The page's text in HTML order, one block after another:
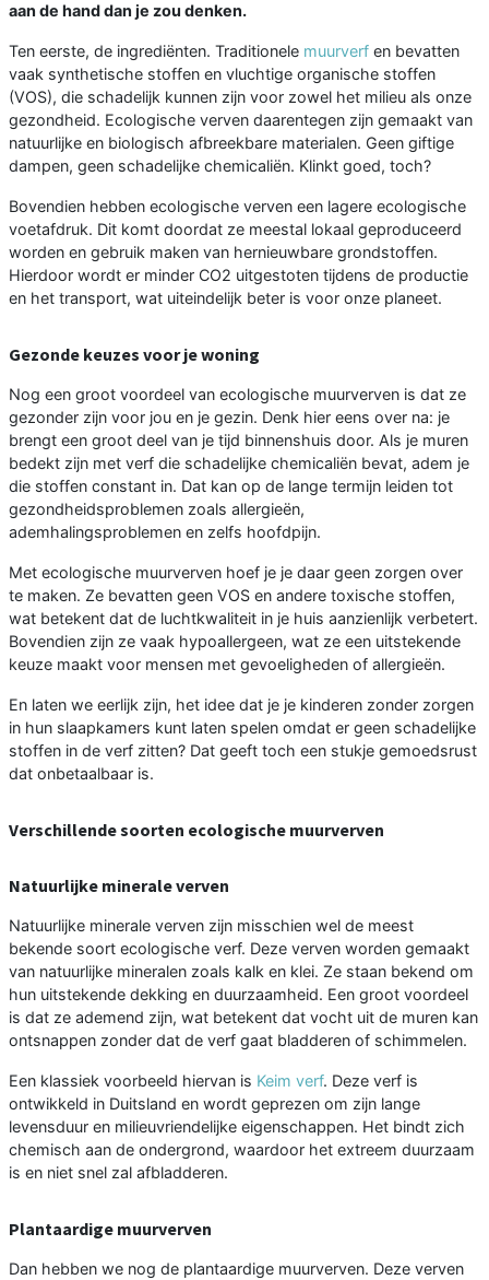
aan de hand dan je zou denken.
Ten eerste, de ingrediënten. Traditionele muurverf en bevatten
vaak synthetische stoffen en vluchtige organische stoffen
(VOS), die schadelijk kunnen zijn voor zowel het milieu als onze
gezondheid. Ecologische verven daarentegen zijn gemaakt van
natuurlijke en biologisch afbreekbare materialen. Geen giftige
dampen, geen schadelijke chemicaliën. Klinkt goed, toch?
Bovendien hebben ecologische verven een lagere ecologische
voetafdruk. Dit komt doordat ze meestal lokaal geproduceerd
worden en gebruik maken van hernieuwbare grondstoffen.
Hierdoor wordt er minder CO2 uitgestoten tijdens de productie
en het transport, wat uiteindelijk beter is voor onze planeet.
Gezonde keuzes voor je woning
Nog een groot voordeel van ecologische muurverven is dat ze
gezonder zijn voor jou en je gezin. Denk hier eens over na: je
brengt een groot deel van je tijd binnenshuis door. Als je muren
bedekt zijn met verf die schadelijke chemicaliën bevat, adem je
die stoffen constant in. Dat kan op de lange termijn leiden tot
gezondheidsproblemen zoals allergieën,
ademhalingsproblemen en zelfs hoofdpijn.
Met ecologische muurverven hoef je je daar geen zorgen over
te maken. Ze bevatten geen VOS en andere toxische stoffen,
wat betekent dat de luchtkwaliteit in je huis aanzienlijk verbetert.
Bovendien zijn ze vaak hypoallergeen, wat ze een uitstekende
keuze maakt voor mensen met gevoeligheden of allergieën.
En laten we eerlijk zijn, het idee dat je je kinderen zonder zorgen
in hun slaapkamers kunt laten spelen omdat er geen schadelijke
stoffen in de verf zitten? Dat geeft toch een stukje gemoedsrust
dat onbetaalbaar is.
Verschillende soorten ecologische muurverven
Natuurlijke minerale verven
Natuurlijke minerale verven zijn misschien wel de meest
bekende soort ecologische verf. Deze verven worden gemaakt
van natuurlijke mineralen zoals kalk en klei. Ze staan bekend om
hun uitstekende dekking en duurzaamheid. Een groot voordeel
is dat ze ademend zijn, wat betekent dat vocht uit de muren kan
ontsnappen zonder dat de verf gaat bladderen of schimmelen.
Een klassiek voorbeeld hiervan is Keim verf. Deze verf is
ontwikkeld in Duitsland en wordt geprezen om zijn lange
levensduur en milieuvriendelijke eigenschappen. Het bindt zich
chemisch aan de ondergrond, waardoor het extreem duurzaam
is en niet snel zal afbladderen.
Plantaardige muurverven
Dan hebben we nog de plantaardige muurverven. Deze verven